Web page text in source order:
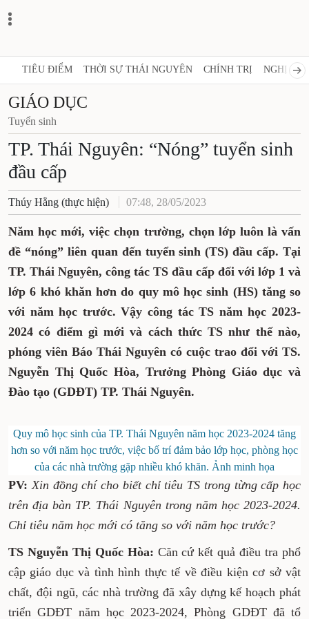
TIÊU ĐIỂM THỜI SỰ THÁI NGUYÊN CHÍNH TRỊ NGHỊ
GIÁO DỤC
Tuyển sinh
TP. Thái Nguyên: “Nóng” tuyển sinh
đầu cấp
Thúy Hằng (thực hiện) 07:48, 28/05/2023
Năm học mới, việc chọn trường, chọn lớp luôn là vấn
đề “nóng” liên quan đến tuyển sinh (TS) đầu cấp. Tại
TP. Thái Nguyên, công tác TS đầu cấp đối với lớp 1 và
lớp 6 khó khăn hơn do quy mô học sinh (HS) tăng so
với năm học trước. Vậy công tác TS năm học 2023-
2024 có điểm gì mới và cách thức TS như thế nào,
phóng viên Báo Thái Nguyên có cuộc trao đổi với TS.
Nguyễn Thị Quốc Hòa, Trưởng Phòng Giáo dục và
Đào tạo (GDĐT) TP. Thái Nguyên.
Quy mô học sinh của TP. Thái Nguyên năm học 2023-2024 tăng
hơn so với năm học trước, việc bố trí đảm bảo lớp học, phòng học
của các nhà trường gặp nhiều khó khăn. Ảnh minh họa
PV: Xin đồng chí cho biết chỉ tiêu TS trong từng cấp học
trên địa bàn TP. Thái Nguyên trong năm học 2023-2024.
Chỉ tiêu năm học mới có tăng so với năm học trước?
TS Nguyễn Thị Quốc Hòa: Căn cứ kết quả điều tra phổ
cập giáo dục và tình hình thực tế về điều kiện cơ sở vật
chất, đội ngũ, các nhà trường đã xây dựng kế hoạch phát
triển GDĐT năm học 2023-2024, Phòng GDĐT đã tổ